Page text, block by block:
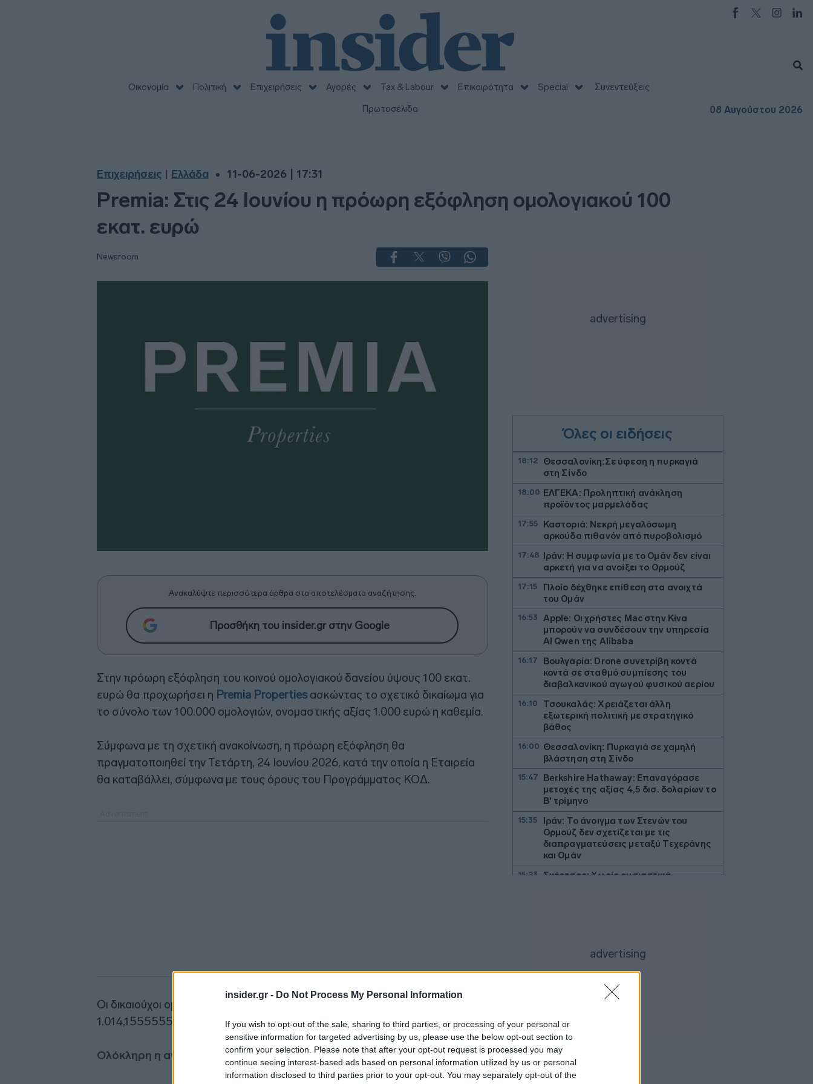
insider.gr - Do Not Process My Personal Information
If you wish to opt-out of the sale, sharing to third parties, or processing of your personal or
sensitive information for targeted advertising by us, please use the below opt-out section to
confirm your selection. Please note that after your opt-out request is processed you may
continue seeing interest-based ads based on personal information utilized by us or personal
information disclosed to third parties prior to your opt-out. You may separately opt-out of the
Οικονομία Πολιτική Επιχειρήσεις Αγορές Tax & Labour Επικαιρότητα Special
Συνεντεύξεις
Πρωτοσέλιδα
08 Αυγούστου 2026
Επιχειρήσεις Ελλάδα 11-06-2026 | 17:31
Premia: Στις 24 Ιουνίου η πρόωρη εξόφληση ομολογιακού 100
εκατ. ευρώ
Newsroom
Ανακαλύψτε περισσότερα άρθρα στα αποτελέσματα αναζήτησης.
Προσθήκη του insider.gr στην Google
Στην πρόωρη εξόφληση του κοινού ομολογιακού δανείου ύψους 100 εκατ.
ευρώ θα προχωρήσει η Premia Propertiesασκώντας το σχετικό δικαίωμα για
το σύνολο των 100.000 ομολογιών, ονομαστικής αξίας 1.000 ευρώ η καθεμία.
Σύμφωνα με τη σχετική ανακοίνωση, η πρόωρη εξόφληση θα
πραγματοποιηθεί την Τετάρτη, 24 Ιουνίου 2026, κατά την οποία η Εταιρεία
θα καταβάλλει, σύμφωνα με τους όρους του Προγράμματος ΚΟΔ.
Οι δικαιούχοι ομολογιούχοι θα λάβουν για κάθε ομολογία συνολικό ποσό
1.014,1555555556 ευρώ.
Ολόκληρη η ανακοίνωση:
Όλες οι ειδήσεις
18:12
Θεσσαλονίκη:Σε ύφεση η πυρκαγιά
στη Σίνδο
18:00 ΕΛΓΕΚΑ: Προληπτική ανάκληση
προϊόντος μαρμελάδας
17:55
Καστοριά: Νεκρή μεγαλόσωμη
αρκούδα πιθανόν από πυροβολισμό
17:48 Ιράν: Η συμφωνία με το Ομάν δεν είναι
αρκετή για να ανοίξει το Ορμούζ
17:15
Πλοίο δέχθηκε επίθεση στα ανοιχτά
του Ομάν
16:53
Apple: Οι χρήστες Mac στην Κίνα
μπορούν να συνδέσουν την υπηρεσία
AI Qwen της Alibaba
16:17
Βουλγαρία: Drone συνετρίβη κοντά
κοντά σε σταθμό συμπίεσης του
διαβαλκανικού αγωγού φυσικού αερίου
16:10
Τσουκαλάς: Xρειάζεται άλλη
εξωτερική πολιτική με στρατηγικό
βάθος
16:00 Θεσσαλονίκη: Πυρκαγιά σε χαμηλή
βλάστηση στη Σίνδο
15:47
Berkshire Hathaway: Επαναγόρασε
μετοχές της αξίας 4,5 δισ. δολαρίων το
Β' τρίμηνο
15:35
Ιράν: Το άνοιγμα των Στενών του
Ορμούζ δεν σχετίζεται με τις
διαπραγματεύσεις μεταξύ Τεχεράνης
και Ομάν
15:23 Σκέρτσος: Χωρίς ουσιαστικά
Σε γυναίκα 57 ετών ανήκει η σορός που
βρέθηκε σε προχωρημένη σήψη στον
προγράμματος της ΕΛ.Α.Σ. στη
Θεσσαλονίκη
14:42
ΗΠΑ: Η Γερουσία ενέκρινε
βραχυπρόθεσμη χρηματοδότηση της
ομοσπονδιακής κυβέρνησης - Αγνόησε